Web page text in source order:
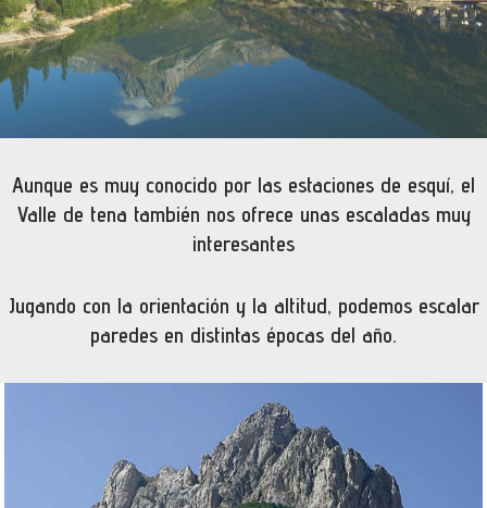
Aunque es muy conocido por las estaciones de esquí, el
Valle de tena también nos ofrece unas escaladas muy
interesantes
Jugando con la orientación y la altitud, podemos escalar
paredes en distintas épocas del año.